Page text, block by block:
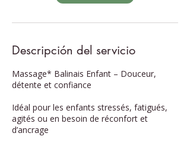
Descripción del servicio
Massage* Balinais Enfant – Douceur,
détente et confiance
Idéal pour les enfants stressés, fatigués,
agités ou en besoin de réconfort et
d’ancrage